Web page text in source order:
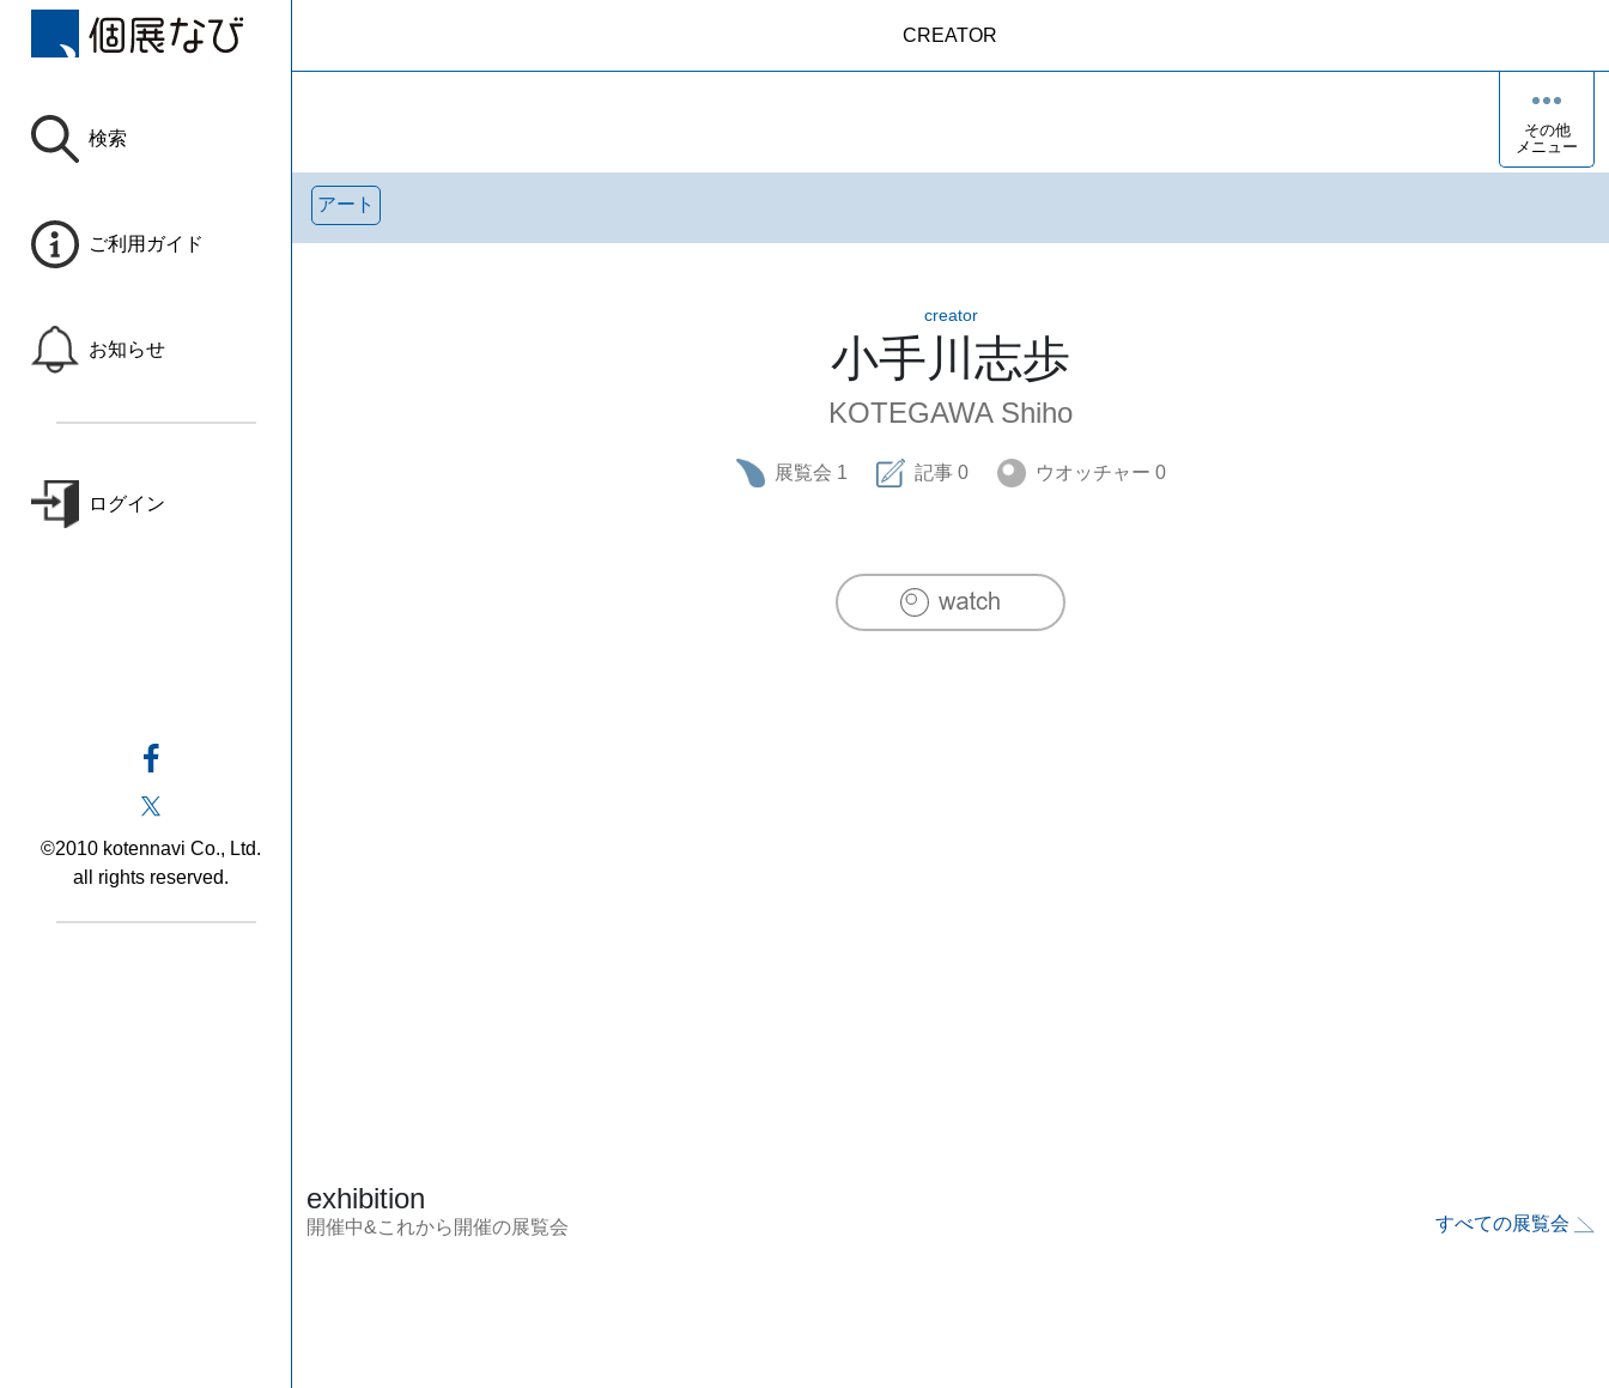
検索
ご利用ガイド
お知らせ
ログイン
©2010 kotennavi Co., Ltd.
all rights reserved.
CREATOR
その他
メニュー
アート
creator
小手川志歩
KOTEGAWA Shiho
展覧会 1 記事 0 ウオッチャー 0
exhibition
開催中&これから開催の展覧会 すべての展覧会